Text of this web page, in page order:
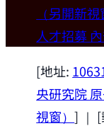
歡迎本所新
(國立台灣
2026-07-14
（另開新視
人才招募
[地址:
央研究院
視窗）] ｜